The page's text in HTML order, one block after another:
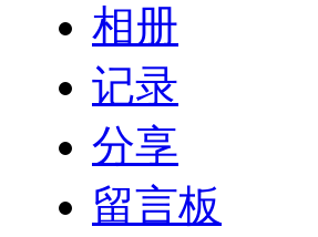
相册
记录
分享
留言板